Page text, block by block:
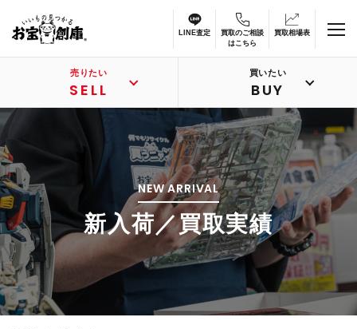
LINE査定
買取のご相談
はこちら
買取相場表
売りたい
SELL
買いたい
BUY
NEW ARRIVAL
新入荷／買取実績